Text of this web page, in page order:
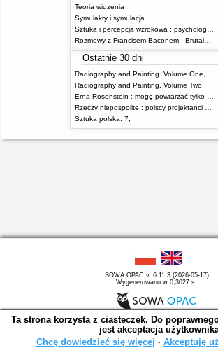
Teoria widzenia
Symulakry i symulacja
Ostatnie 30 dni
Radiography and Painting. Volume One,
Radiography and Painting. Volume Two,
Sztuka polska. 7,
SOWA OPAC v. 6.11.3 (2026-05-17)
Wygenerowano w 0,3027 s.
Ta strona korzysta z ciasteczek. Do
jest akceptacja
Chcę dowiedzieć się więcej ∙ Akceptuję